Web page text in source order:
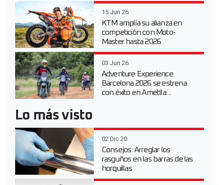
15 Jun 26
KTM amplía su alianza en
competición con Moto-
Master hasta 2026
03 Jun 26
Adventure Experience
Barcelona 2026 se estrena
con éxito en Ametlla...
Lo más visto
02 Dic 20
Consejos: Arreglar los
rasguños en las barras de las
horquillas